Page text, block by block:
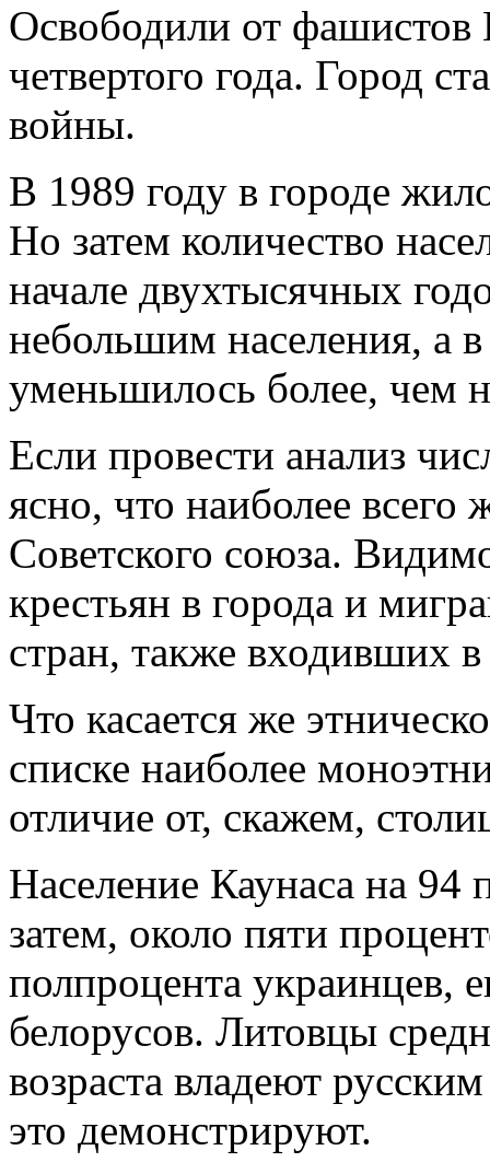
Освободили от фашистов
четвертого года. Город
войны.
В 1989 году в городе
Но затем количество
начале двухтысячных
небольшим населения, а
уменьшилось более, чем
Если провести анализ
ясно, что наиболее
Советского союза.
крестьян в города и
стран, также входивших
Что касается же
списке наиболее
отличие от, скажем,
Население Каунаса на 94
затем, около пяти
полпроцента украинцев,
белорусов. Литовцы
возраста владеют
это демонстрируют.